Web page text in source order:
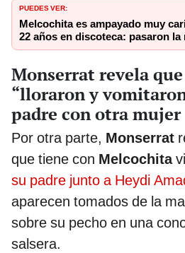
PUEDES VER:
Melcochita es ampayado muy
22 años en discoteca: pasaron
Monserrat revela
“lloraron y
padre con otra mujer
Por otra parte, Monserrat
que tiene con Melcochita
su padre junto a Heydi
aparecen tomados de la
sobre su pecho en una
salsera.